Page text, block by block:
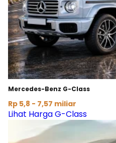
Mercedes-Benz G-Class
Rp 5,8 - 7,57 miliar
Lihat Harga G-Class